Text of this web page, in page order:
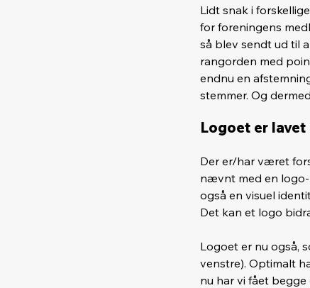
Lidt snak i
for foreningens
så blev sendt ud til
rangorden med
endnu en
stemmer. Og
Logoet er
Der er/har været
nævnt med en logo-
også en visuel
Det kan et logo
Logoet er nu også,
venstre). Optimalt
nu har vi fået